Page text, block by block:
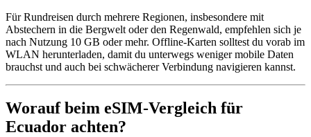
Für Rundreisen durch mehrere Regionen, insbesondere mit
Abstechern in die Bergwelt oder den Regenwald, empfehlen sich je
nach Nutzung 10 GB oder mehr. Offline-Karten solltest du vorab im
WLAN herunterladen, damit du unterwegs weniger mobile Daten
brauchst und auch bei schwächerer Verbindung navigieren kannst.
Worauf beim eSIM-Vergleich für
Ecuador achten?